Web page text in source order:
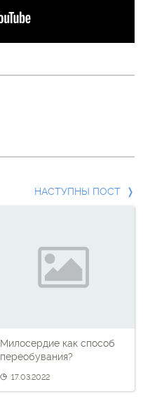
НАСТУПНЫ ПОСТ
Милосердие как способ
переобувания?
17.03.2022